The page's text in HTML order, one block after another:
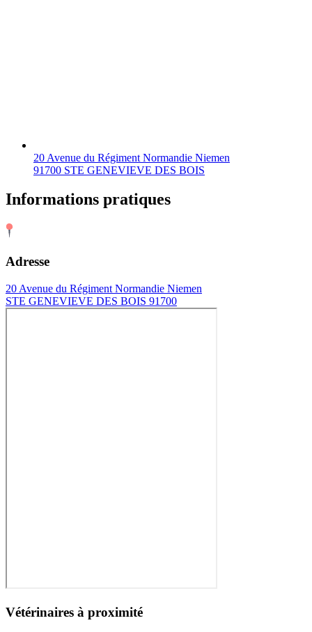
20 Avenue du Régiment Normandie Niemen
91700 STE GENEVIEVE DES BOIS
Informations pratiques
Adresse
20 Avenue du Régiment Normandie Niemen
STE GENEVIEVE DES BOIS 91700
Vétérinaires à proximité